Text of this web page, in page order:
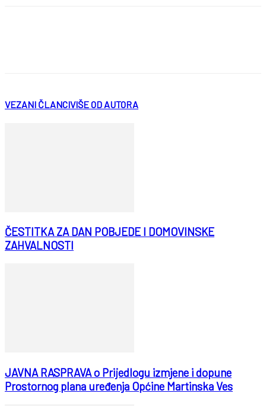
VEZANI ČLANCIVIŠE OD AUTORA
ČESTITKA ZA DAN POBJEDE I DOMOVINSKE
ZAHVALNOSTI
JAVNA RASPRAVA o Prijedlogu izmjene i dopune
Prostornog plana uređenja Općine Martinska Ves